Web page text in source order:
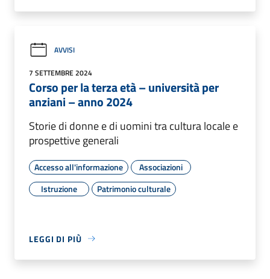
AVVISI
7 SETTEMBRE 2024
Corso per la terza età – università per
anziani – anno 2024
Storie di donne e di uomini tra cultura locale e
prospettive generali
Accesso all'informazione
Associazioni
Istruzione
Patrimonio culturale
LEGGI DI PIÙ